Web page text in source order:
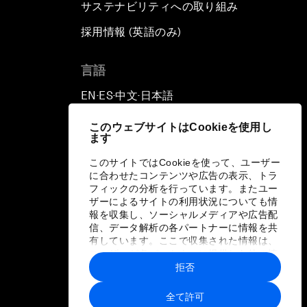
このウェブサイトはCookieを使用し
ます
このサイトではCookieを使って、ユーザー
に合わせたコンテンツや広告の表示、トラ
フィックの分析を行っています。またユー
ザーによるサイトの利用状況についても情
報を収集し、ソーシャルメディアや広告配
信、データ解析の各パートナーに情報を共
有しています。ここで収集された情報は、
ユーザーが各パートナーに提供した他の情
報や各パートナーのサービスを使用した際
に収集された情報と組み合わされ、各パー
トナーによって使用されることがありま
全て許可
拒否
サステナビリティへの取り組み
採用情報 (英語のみ)
言語
EN ▪ES▪中文▪ 日本語